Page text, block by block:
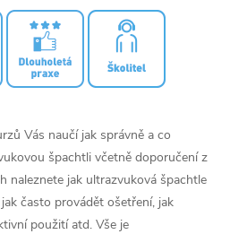
Vás naučí jak správně a co
špachtli včetně doporučení z
naleznete jak ultrazvuková špachtle
často provádět ošetření, jak
použití atd. Vše je